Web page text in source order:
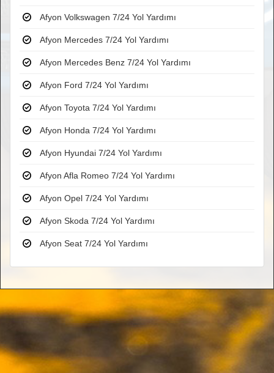
Afyon Volkswagen 7/24 Yol Yardımı
Afyon Mercedes 7/24 Yol Yardımı
Afyon Mercedes Benz 7/24 Yol Yardımı
Afyon Ford 7/24 Yol Yardımı
Afyon Toyota 7/24 Yol Yardımı
Afyon Honda 7/24 Yol Yardımı
Afyon Hyundai 7/24 Yol Yardımı
Afyon Afla Romeo 7/24 Yol Yardımı
Afyon Opel 7/24 Yol Yardımı
Afyon Skoda 7/24 Yol Yardımı
Afyon Seat 7/24 Yol Yardımı